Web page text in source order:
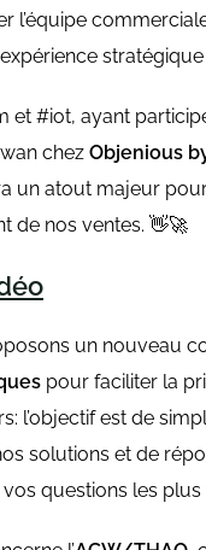
l’équipe
et #iot, ayant
chez Objenious
un atout majeur
de nos ventes. 👋🚀
un nouveau
pour faciliter la
l’objectif est de
solutions et de
questions les plus